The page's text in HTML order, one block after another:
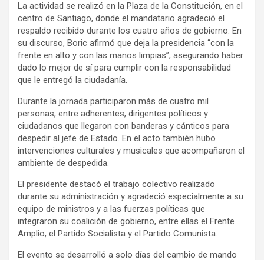
La actividad se realizó en la Plaza de la Constitución, en el
centro de Santiago, donde el mandatario agradeció el
respaldo recibido durante los cuatro años de gobierno. En
su discurso, Boric afirmó que deja la presidencia “con la
frente en alto y con las manos limpias”, asegurando haber
dado lo mejor de sí para cumplir con la responsabilidad
que le entregó la ciudadanía.
Durante la jornada participaron más de cuatro mil
personas, entre adherentes, dirigentes políticos y
ciudadanos que llegaron con banderas y cánticos para
despedir al jefe de Estado. En el acto también hubo
intervenciones culturales y musicales que acompañaron el
ambiente de despedida.
El presidente destacó el trabajo colectivo realizado
durante su administración y agradeció especialmente a su
equipo de ministros y a las fuerzas políticas que
integraron su coalición de gobierno, entre ellas el Frente
Amplio, el Partido Socialista y el Partido Comunista.
El evento se desarrolló a solo días del cambio de mando